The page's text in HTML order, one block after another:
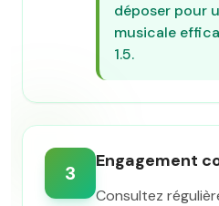
déposer pour
musicale
1.5.
3
Engagement
Consultez